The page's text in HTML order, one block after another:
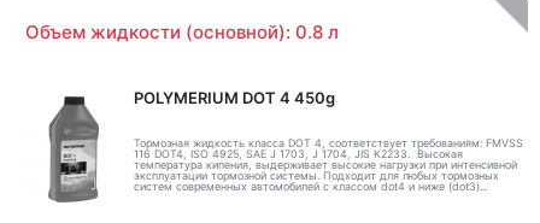
Объем жидкости (основной): 0.8 л
POLYMERIUM DOT 4 450g
Тормозная жидкость класса DOT 4, соответствует требованиям: FMVSS
116 DOT4, ISO 4925, SAE J 1703, J 1704, JIS K2233. Высокая
температура кипения, выдерживает высокие нагрузки при интенсивной
эксплуатации тормозной системы. Подходит для любых тормозных
систем современных автомобилей с классом dot4 и ниже (dot3)...